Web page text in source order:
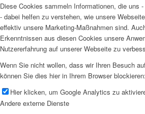
Diese Cookies sammeln Informationen, die uns
- dabei helfen zu verstehen, wie unsere
effektiv unsere Marketing-Maßnahmen sind.
Erkenntnissen aus diesen Cookies unsere
Nutzererfahrung auf unserer Webseite zu
Wenn Sie nicht wollen, dass wir Ihren Besuch
können Sie dies hier in Ihrem Browser blockieren:
Hier klicken, um Google Analytics zu
Andere externe Dienste